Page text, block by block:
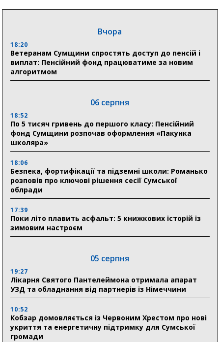
Вчора
18:20
Ветеранам Сумщини спростять доступ до пенсій і
виплат: Пенсійний фонд працюватиме за новим
алгоритмом
06 серпня
18:52
По 5 тисяч гривень до першого класу: Пенсійний
фонд Сумщини розпочав оформлення «Пакунка
школяра»
18:06
Безпека, фортифікації та підземні школи: Романько
розповів про ключові рішення сесії Сумської
облради
17:39
Поки літо плавить асфальт: 5 книжкових історій із
зимовим настроєм
05 серпня
19:27
Лікарня Святого Пантелеймона отримала апарат
УЗД та обладнання від партнерів із Німеччини
10:52
Кобзар домовляється із Червоним Хрестом про нові
укриття та енергетичну підтримку для Сумської
громади